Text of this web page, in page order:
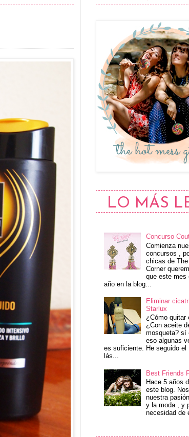
LO MÁS
Concurso
Comienza
concursos ,
chicas de
Corner
que este mes
año en la blog...
Eliminar
Starlux
¿Cómo quitar
¿Con aceite
mosqueta? sí
eso algunas
es suficiente. He seguido el
lás...
Best Friends
Hace 5 años
este blog.
nuestra
y la moda , y
necesidad de